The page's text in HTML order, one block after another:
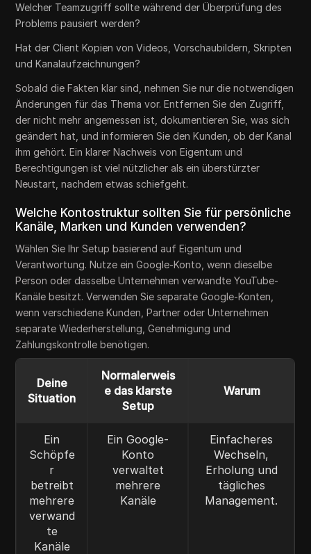
Welcher Teamzugriff sollte während der Überprüfung des
Problems pausiert werden?
Hat der Client Kopien von Videos, Vorschaubildern, Skripten
und Kanalaufzeichnungen?
Sobald die Fakten klar sind, nehmen Sie nur die notwendigen
Änderungen für das Thema vor. Entfernen Sie den Zugriff,
der nicht mehr angemessen ist, dokumentieren Sie, was sich
geändert hat, und informieren Sie den Kunden, ob der Kanal
ihm gehört. Ein klarer Nachweis von Eigentum und
Berechtigungen ist viel nützlicher als ein überstürzter
Neustart, nachdem etwas schiefgeht.
Welche Kontostruktur sollten Sie für persönliche
Kanäle, Marken und Kunden verwenden?
Wählen Sie Ihr Setup basierend auf Eigentum und
Verantwortung. Nutze ein Google-Konto, wenn dieselbe
Person oder dasselbe Unternehmen verwandte YouTube-
Kanäle besitzt. Verwenden Sie separate Google-Konten,
wenn verschiedene Kunden, Partner oder Unternehmen
separate Wiederherstellung, Genehmigung und
Zahlungskontrolle benötigen.
Deine
Situation
Normalerweis
e das klarste
Setup
Warum
Ein
Schöpfe
r
betreibt
mehrere
verwand
te
Kanäle
Ein Google-
Konto
verwaltet
mehrere
Kanäle
Einfacheres
Wechseln,
Erholung und
tägliches
Management.